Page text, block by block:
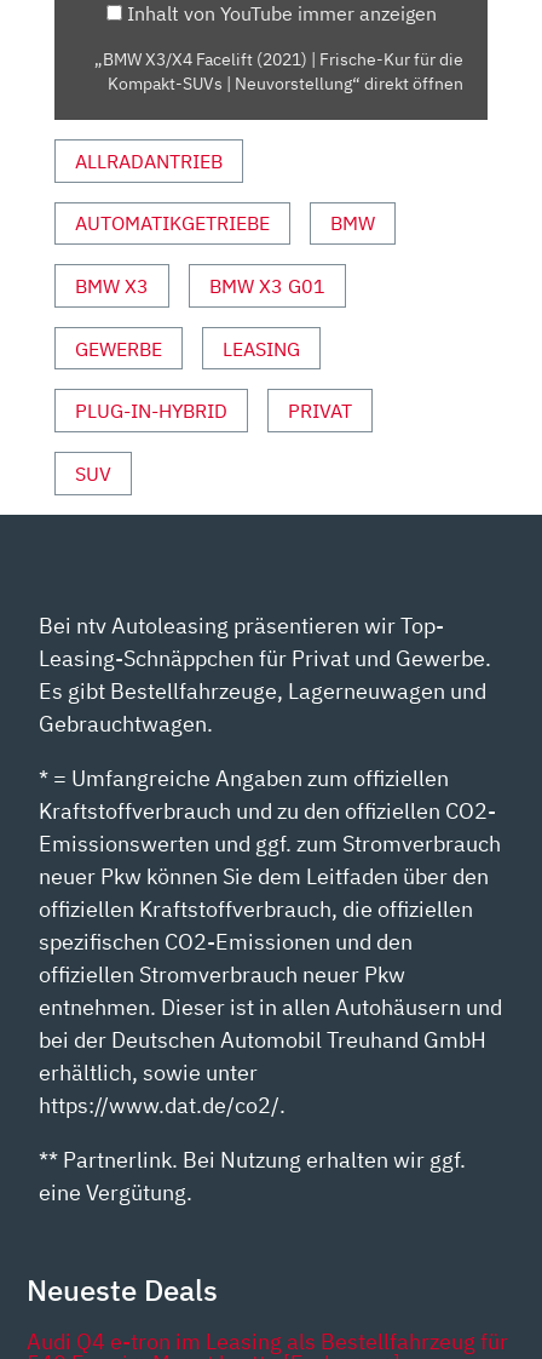
KOMPAKT-
VON
YOUTUBE
Inhalt von YouTube immer anzeigen
„BMW X3/X4 Facelift (2021) | Frische-Kur für die
Kompakt-SUVs | Neuvorstellung“ direkt öffnen
ALLRADANTRIEB
AUTOMATIKGETRIEBE BMW
BMW X3 BMW X3 G01
GEWERBE LEASING
PLUG-IN-HYBRID PRIVAT
SUV
Bei ntv Autoleasing präsentieren wir Top-
Leasing-Schnäppchen für Privat und Gewerbe.
Es gibt Bestellfahrzeuge, Lagerneuwagen und
Gebrauchtwagen.
* = Umfangreiche Angaben zum offiziellen
Kraftstoffverbrauch und zu den offiziellen CO2-
Emissionswerten und ggf. zum Stromverbrauch
neuer Pkw können Sie dem Leitfaden über den
offiziellen Kraftstoffverbrauch, die offiziellen
spezifischen CO2-Emissionen und den
offiziellen Stromverbrauch neuer Pkw
entnehmen. Dieser ist in allen Autohäusern und
bei der Deutschen Automobil Treuhand GmbH
erhältlich, sowie unter
https://www.dat.de/co2/.
** Partnerlink. Bei Nutzung erhalten wir ggf.
eine Vergütung.
Neueste Deals
Audi Q4 e-tron im Leasing als Bestellfahrzeug für